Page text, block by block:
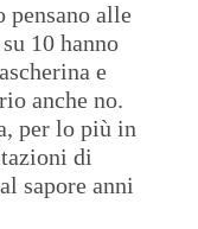
alle
10 hanno
e
anche no.
per lo più in
di
sapore anni